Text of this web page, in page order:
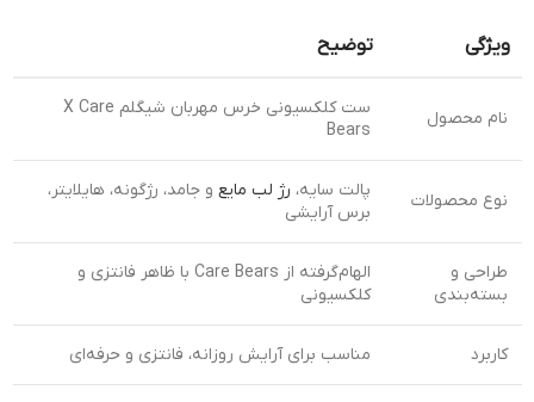
ویژگی توضیح
نام محصول
ست کلکسیونی خرس مهربان شیگلم X Care
Bears
نوع محصولات پالت سایه، رژ لب مایع و جامد، رژگونه، هایلایتر،
برس آرایشی
طراحی و
بسته‌بندی
الهام‌گرفته از Care Bears با ظاهر فانتزی و
کلکسیونی
کاربرد مناسب برای آرایش روزانه، فانتزی و حرفه‌ای